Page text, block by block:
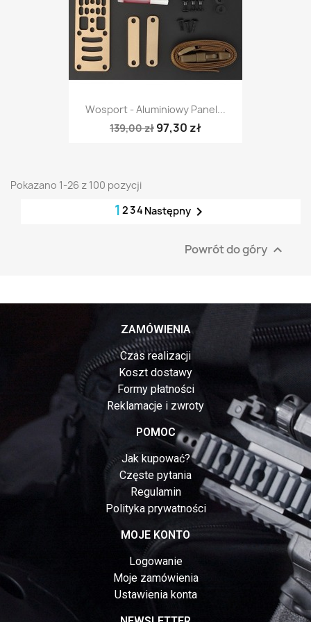
Wosport - Aluminiowy Panel...
139,00 zł 97,30 zł
Pokazano 1-26 z 100 pozycji
1 234 Następny
Powrót do góry 
ZAMÓWIENIA
Czas realizacji
Koszt dostawy
Formy płatności
Reklamacje i zwroty
POMOC
Jak kupować?
Częste pytania
Regulamin
Polityka prywatności
MOJE KONTO
Logowanie
Moje zamówienia
Ustawienia konta